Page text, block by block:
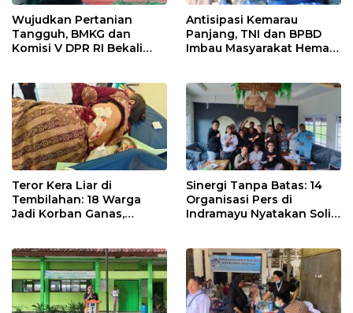
Wujudkan Pertanian
Tangguh, BMKG dan
Komisi V DPR RI Bekali
Antisipasi Kemarau
Panjang, TNI dan BPBD
Imbau Masyarakat Hemat
Teror Kera Liar di
Tembilahan: 18 Warga
Jadi Korban Ganas,
Sinergi Tanpa Batas: 14
Organisasi Pers di
Indramayu Nyatakan Solid